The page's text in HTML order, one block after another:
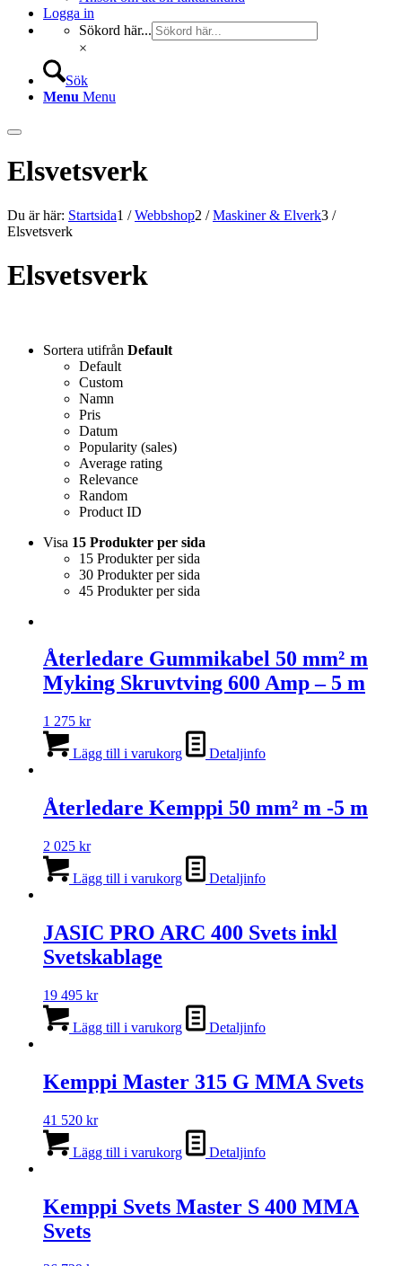
Logga in
Sökord här...
×
Sök
Menu Menu
Elsvetsverk
Du är här: Startsida1 / Webbshop2 / Maskiner & Elverk3 /
Elsvetsverk
Elsvetsverk
Sortera utifrån Default
Default
Custom
Namn
Pris
Datum
Popularity (sales)
Average rating
Relevance
Random
Product ID
Visa 15 Produkter per sida
15 Produkter per sida
30 Produkter per sida
45 Produkter per sida
Återledare Gummikabel 50 mm² m
Myking Skruvtving 600 Amp – 5 m
1 275 kr
Lägg till i varukorg Detaljinfo
Återledare Kemppi 50 mm² m -5 m
2 025 kr
Lägg till i varukorg Detaljinfo
JASIC PRO ARC 400 Svets inkl
Svetskablage
19 495 kr
Lägg till i varukorg Detaljinfo
Kemppi Master 315 G MMA Svets
41 520 kr
Lägg till i varukorg Detaljinfo
Kemppi Svets Master S 400 MMA
Svets